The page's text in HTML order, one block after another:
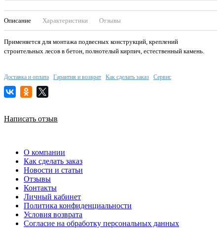
Описание Характеристики Отзывы
Применяется для монтажа подвесных конструкций, креплений
строительных лесов в бетон, полнотелый кирпич, естественный камень.
Доставка и оплата Гарантия и возврат Как сделать заказ Сервис
Написать отзыв
О компании
Как сделать заказ
Новости и статьи
Отзывы
Контакты
Личный кабинет
Политика конфиденциальности
Условия возврата
Согласие на обработку персональных данных